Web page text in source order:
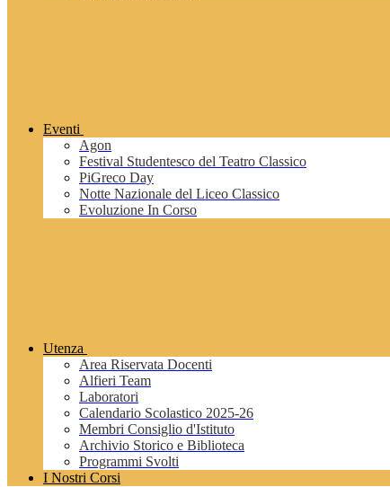
Eventi
Agon
Festival Studentesco del Teatro Classico
PiGreco Day
Notte Nazionale del Liceo Classico
Evoluzione In Corso
Utenza
Area Riservata Docenti
Alfieri Team
Laboratori
Calendario Scolastico 2025-26
Membri Consiglio d'Istituto
Archivio Storico e Biblioteca
Programmi Svolti
I Nostri Corsi